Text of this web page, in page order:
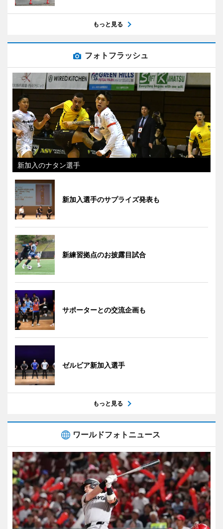
もっと見る
フォトフラッシュ
新加入のナタン選手
新加入選手のサプライズ発表も
新練習拠点のお披露目試合
サポーターとの交流企画も
ゼルビア新加入選手
もっと見る
ワールドフォトニュース